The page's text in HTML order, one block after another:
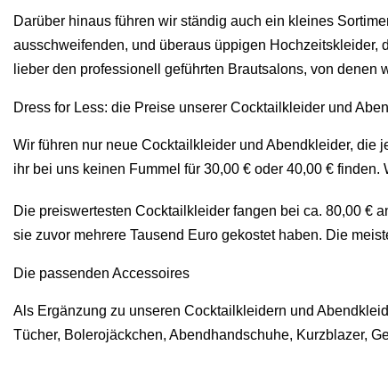
Darüber hinaus führen wir ständig auch ein kleines
ausschweifenden, und überaus üppigen Hochzeitskleider,
lieber den professionell geführten Brautsalons, von denen
Dress for Less: die Preise unserer Cocktailkleider und
Wir führen nur neue Cocktailkleider und Abendkleider, die
ihr bei uns keinen Fummel für 30,00 € oder 40,00 €
Die preiswertesten Cocktailkleider fangen bei ca. 80,00 €
sie zuvor mehrere Tausend Euro gekostet haben. Die
Die passenden Accessoires
Als Ergänzung zu unseren Cocktailkleidern und
Tücher, Bolerojäckchen, Abendhandschuhe, Kurzblazer,